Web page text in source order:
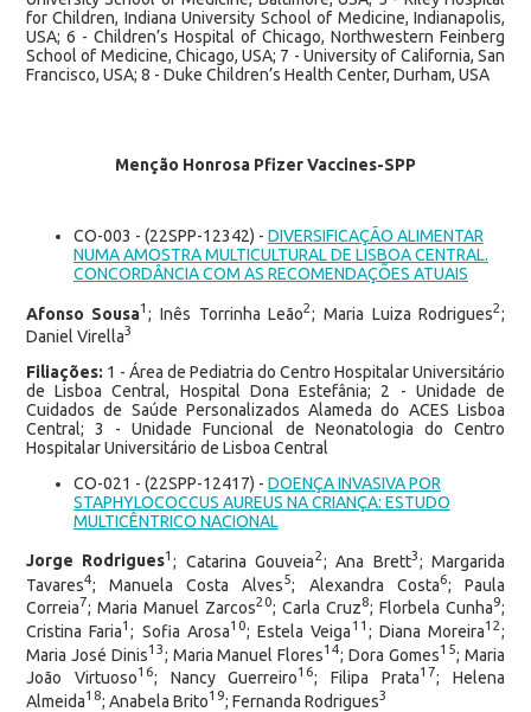
for Children, Indiana University School of Medicine, Indianapolis,
USA; 6 - Children’s Hospital of Chicago, Northwestern Feinberg
School of Medicine, Chicago, USA; 7 - University of California, San
Francisco, USA; 8 - Duke Children’s Health Center, Durham, USA
Menção Honrosa Pfizer Vaccines-SPP
CO-003 - (22SPP-12342) - DIVERSIFICAÇÃO ALIMENTAR
NUMA AMOSTRA MULTICULTURAL DE LISBOA CENTRAL.
CONCORDÂNCIA COM AS RECOMENDAÇÕES ATUAIS
Afonso Sousa1; Inês Torrinha Leão2; Maria Luiza Rodrigues2;
Daniel Virella3
Filiações: 1 - Área de Pediatria do Centro Hospitalar Universitário
de Lisboa Central, Hospital Dona Estefânia; 2 - Unidade de
Cuidados de Saúde Personalizados Alameda do ACES Lisboa
Central; 3 - Unidade Funcional de Neonatologia do Centro
Hospitalar Universitário de Lisboa Central
CO-021 - (22SPP-12417) - DOENÇA INVASIVA POR
STAPHYLOCOCCUS AUREUS NA CRIANÇA: ESTUDO
MULTICÊNTRICO NACIONAL
Jorge Rodrigues1; Catarina Gouveia2; Ana Brett3; Margarida
Tavares4; Manuela Costa Alves5; Alexandra Costa6; Paula
Correia7; Maria Manuel Zarcos20; Carla Cruz8; Florbela Cunha9;
Cristina Faria1; Sofia Arosa10; Estela Veiga 11 ; Diana Moreira12;
Maria José Dinis13; Maria Manuel Flores14; Dora Gomes15; Maria
João Virtuoso16; Nancy Guerreiro16; Filipa Prata17; Helena
Almeida18; Anabela Brito19; Fernanda Rodrigues3